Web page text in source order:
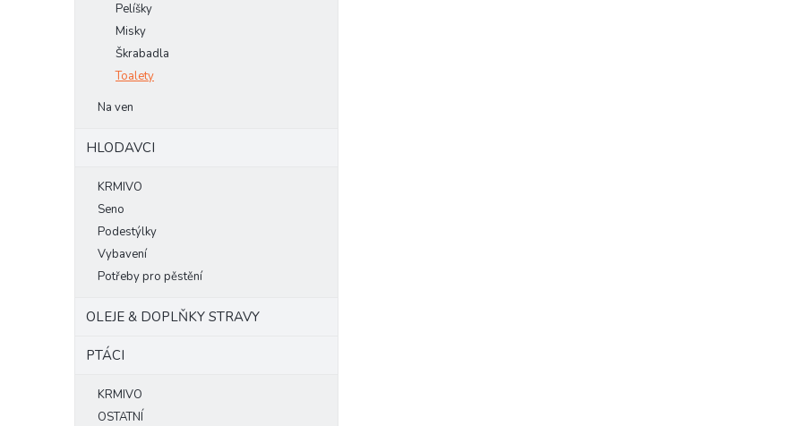
Pelíšky
Misky
Škrabadla
Toalety
Na ven
HLODAVCI
KRMIVO
Seno
Podestýlky
Vybavení
Potřeby pro pěstění
OLEJE & DOPLŇKY STRAVY
PTÁCI
KRMIVO
OSTATNÍ